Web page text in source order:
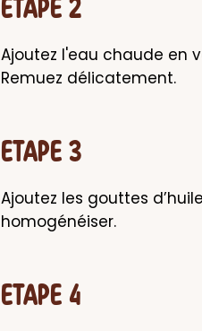
ETAPE 2
Ajoutez l'eau chaude en
Remuez délicatement.
ETAPE 3
Ajoutez les gouttes
homogénéiser.
ETAPE 4